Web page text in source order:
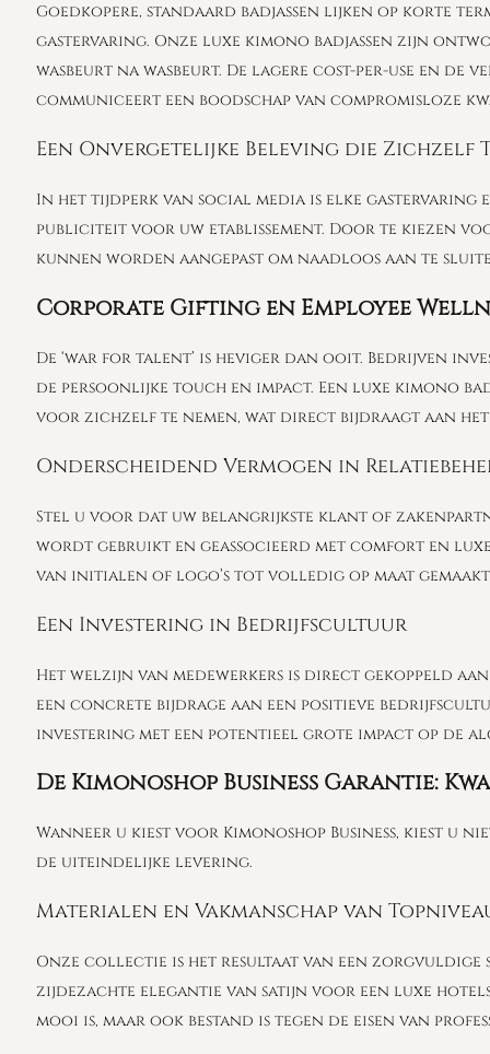
Goedkopere, standaard badjassen lijken op korte
gastervaring. Onze luxe kimono badjassen zijn
wasbeurt na wasbeurt. De lagere cost-per-use en
communiceert een boodschap van compromisloze
Een Onvergetelijke Beleving die Zichzelf
In het tijdperk van social media is elke gastervaring
publiciteit voor uw etablissement. Door te kiezen
kunnen worden aangepast om naadloos aan te
Corporate Gifting en Employee
De ‘war for talent’ is heviger dan ooit. Bedrijven
de persoonlijke touch en impact. Een luxe kimono
voor zichzelf te nemen, wat direct bijdraagt aan
Onderscheidend Vermogen in
Stel u voor dat uw belangrijkste klant of
wordt gebruikt en geassocieerd met comfort en
van initialen of logo’s tot volledig op maat
Een Investering in Bedrijfscultuur
Het welzijn van medewerkers is direct gekoppeld
een concrete bijdrage aan een positieve
investering met een potentieel grote impact op de
De Kimonoshop Business Garantie:
Wanneer u kiest voor Kimonoshop Business, kiest
de uiteindelijke levering.
Materialen en Vakmanschap van
Onze collectie is het resultaat van een zorgvuldige
zijdezachte elegantie van satijn voor een luxe
mooi is, maar ook bestand is tegen de eisen van